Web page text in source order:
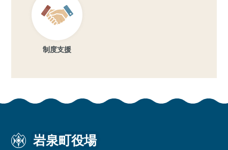
制度支援
岩泉町役場